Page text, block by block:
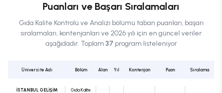
Puanları ve Başarı Sıralamaları
Gıda Kalite Kontrolü ve Analizi bölümü taban puanları, başarı
sıralamaları, kontenjanları ve 2026 yılı için en güncel veriler
aşağıdadır. Toplam 37 program listeleniyor
Üniversite Adı Bölüm Alan Yıl Kontenjan Puan Sıralama
İSTANBUL GELİŞİM
Gıda Kalite